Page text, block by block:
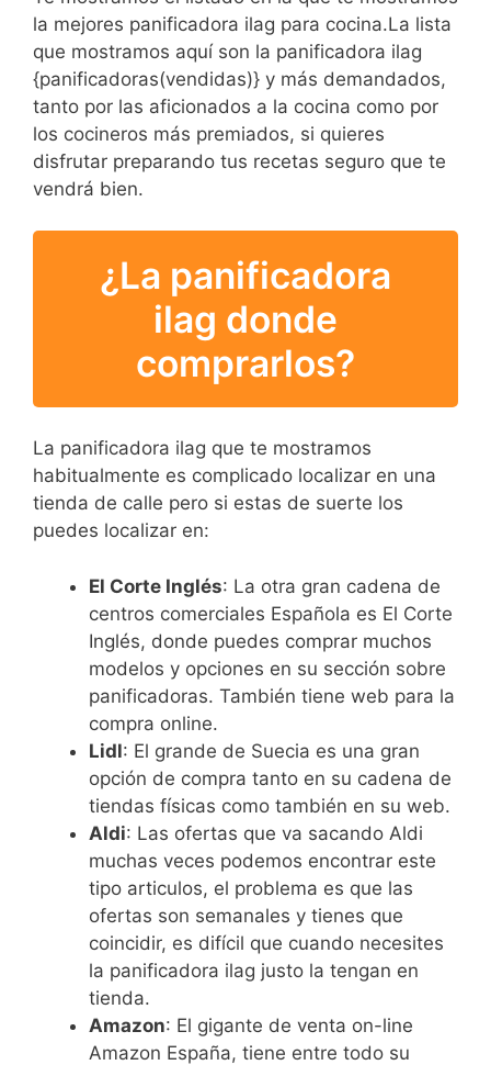
la mejores panificadora ilag para cocina.La lista
que mostramos aquí son la panificadora ilag
{panificadoras(vendidas)} y más demandados,
tanto por las aficionados a la cocina como por
los cocineros más premiados, si quieres
disfrutar preparando tus recetas seguro que te
vendrá bien.
¿La panificadora
ilag donde
comprarlos?
La panificadora ilag que te mostramos
habitualmente es complicado localizar en una
tienda de calle pero si estas de suerte los
puedes localizar en:
El Corte Inglés: La otra gran cadena de
centros comerciales Española es El Corte
Inglés, donde puedes comprar muchos
modelos y opciones en su sección sobre
panificadoras. También tiene web para la
compra online.
Lidl: El grande de Suecia es una gran
opción de compra tanto en su cadena de
tiendas físicas como también en su web.
Aldi: Las ofertas que va sacando Aldi
muchas veces podemos encontrar este
tipo articulos, el problema es que las
ofertas son semanales y tienes que
coincidir, es difícil que cuando necesites
la panificadora ilag justo la tengan en
tienda.
Amazon: El gigante de venta on-line
Amazon España, tiene entre todo su